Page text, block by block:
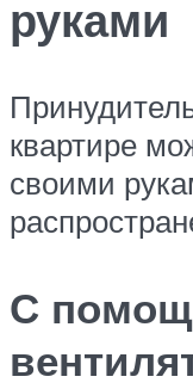
руками
квартире
своими
С